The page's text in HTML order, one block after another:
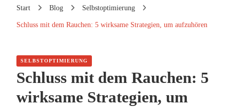
Start Blog Selbstoptimierung
Schluss mit dem Rauchen: 5 wirksame Strategien, um aufzuhören
SELBSTOPTIMIERUNG
Schluss mit dem Rauchen: 5
wirksame Strategien, um